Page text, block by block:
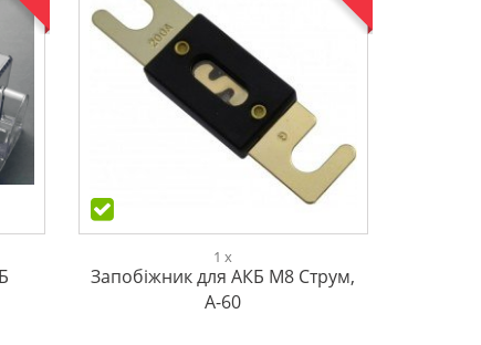
1 x
Запобіжник для АКБ М8 Струм,
А-60